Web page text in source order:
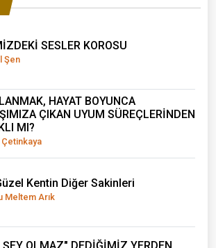
SESLER KOROSU
Şen
HAYAT BOYUNCA
ÇIKAN UYUM SÜREÇLERİNDEN
MI?
Kentin Diğer Sakinleri
Meltem Arık